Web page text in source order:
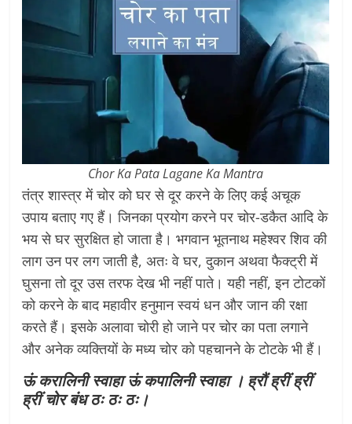
Chor Ka Pata Lagane Ka Mantra
तंत्र शास्त्र में चोर को घर से दूर करने के लिए कई अचूक
उपाय बताए गए हैं। जिनका प्रयोग करने पर चोर-डकैत आदि के
भय से घर सुरक्षित हो जाता है। भगवान भूतनाथ महेश्वर शिव की
लाग उन पर लग जाती है, अतः वे घर, दुकान अथवा फैक्ट्री में
घुसना तो दूर उस तरफ देख भी नहीं पाते। यही नहीं, इन टोटकों
को करने के बाद महावीर हनुमान स्वयं धन और जान की रक्षा
करते हैं। इसके अलावा चोरी हो जाने पर चोर का पता लगाने
और अनेक व्यक्तियों के मध्य चोर को पहचानने के टोटके भी हैं।
ऊं करालिनी स्वाहा ऊं कपालिनी स्वाहा । ह्रौं ह्रीं ह्रीं
ह्रीं चोर बंध ठः ठः ठः।